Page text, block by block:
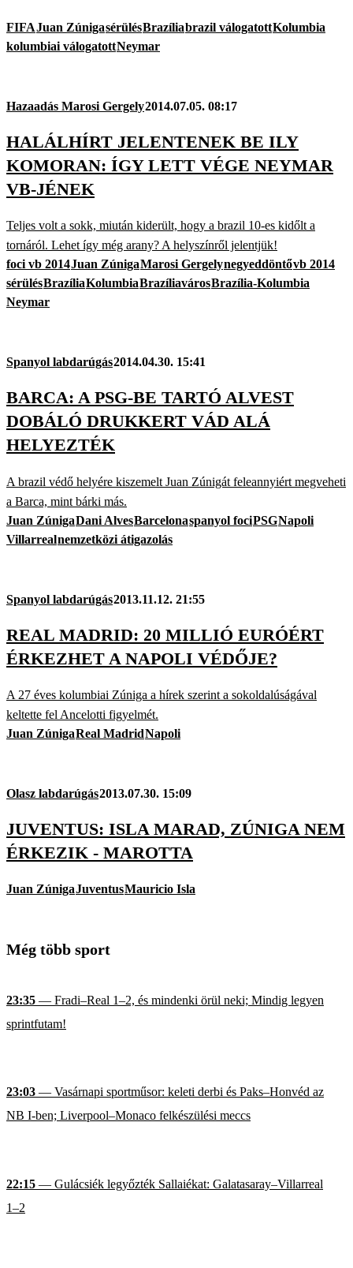
FIFAJuan ZúnigasérülésBrazíliabrazil válogatottKolumbia
kolumbiai válogatottNeymar
Hazaadás Marosi Gergely2014.07.05. 08:17
HALÁLHÍRT JELENTENEK BE ILY
KOMORAN: ÍGY LETT VÉGE NEYMAR
VB-JÉNEK
Teljes volt a sokk, miután kiderült, hogy a brazil 10-es kidőlt a
tornáról. Lehet így még arany? A helyszínről jelentjük!
foci vb 2014Juan ZúnigaMarosi Gergelynegyeddöntővb 2014
sérülésBrazíliaKolumbiaBrazíliavárosBrazília-Kolumbia
Neymar
Spanyol labdarúgás2014.04.30. 15:41
BARCA: A PSG-BE TARTÓ ALVEST
DOBÁLÓ DRUKKERT VÁD ALÁ
HELYEZTÉK
A brazil védő helyére kiszemelt Juan Zúnigát feleannyiért megveheti
a Barca, mint bárki más.
Juan ZúnigaDani AlvesBarcelonaspanyol fociPSGNapoli
Villarrealnemzetközi átigazolás
Spanyol labdarúgás2013.11.12. 21:55
REAL MADRID: 20 MILLIÓ EURÓÉRT
ÉRKEZHET A NAPOLI VÉDŐJE?
A 27 éves kolumbiai Zúniga a hírek szerint a sokoldalúságával
keltette fel Ancelotti figyelmét.
Juan ZúnigaReal MadridNapoli
Olasz labdarúgás2013.07.30. 15:09
JUVENTUS: ISLA MARAD, ZÚNIGA NEM
ÉRKEZIK - MAROTTA
Juan ZúnigaJuventusMauricio Isla
Még több sport
23:35 — Fradi–Real 1–2, és mindenki örül neki; Mindig legyen
sprintfutam!
23:03 — Vasárnapi sportműsor: keleti derbi és Paks–Honvéd az
NB I-ben; Liverpool–Monaco felkészülési meccs
22:15 — Gulácsiék legyőzték Sallaiékat: Galatasaray–Villarreal
1–2